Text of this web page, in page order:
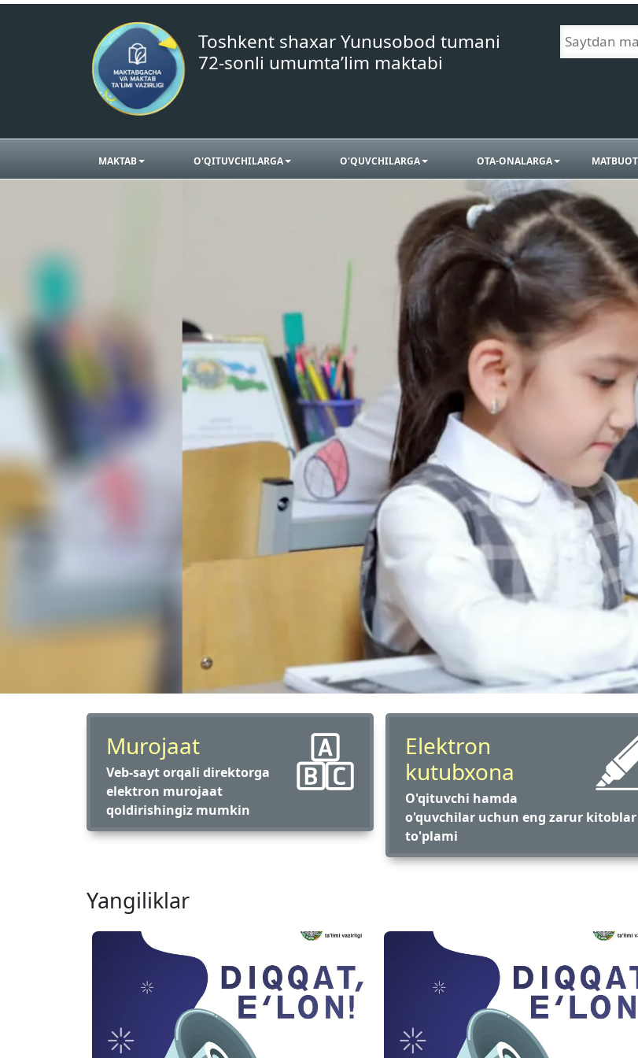
Toshkent shaxar Yunusobod tumani
72-sonli umumta’lim maktabi
MAKTAB O'QITUVCHILARGA O'QUVCHILARGA OTA-ONALARGA
Murojaat
Veb-sayt orqali direktorga
elektron murojaat
qoldirishingiz mumkin
Elektron
kutubxona
O'qituvchi hamda
o'quvchilar uchun eng zarur kitoblar
to'plami
Yangiliklar